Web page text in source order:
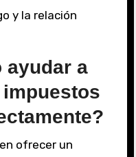
y la relación
ayudar a
ofrecer un